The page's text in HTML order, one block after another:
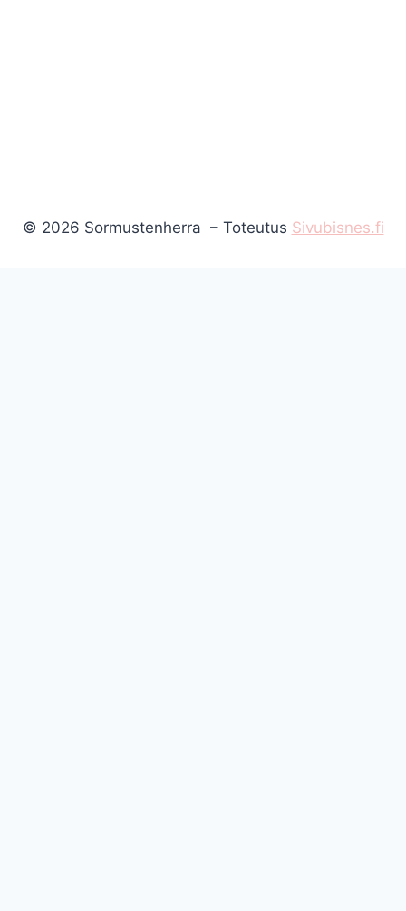
© 2026 Sormustenherra – Toteutus Sivubisnes.fi